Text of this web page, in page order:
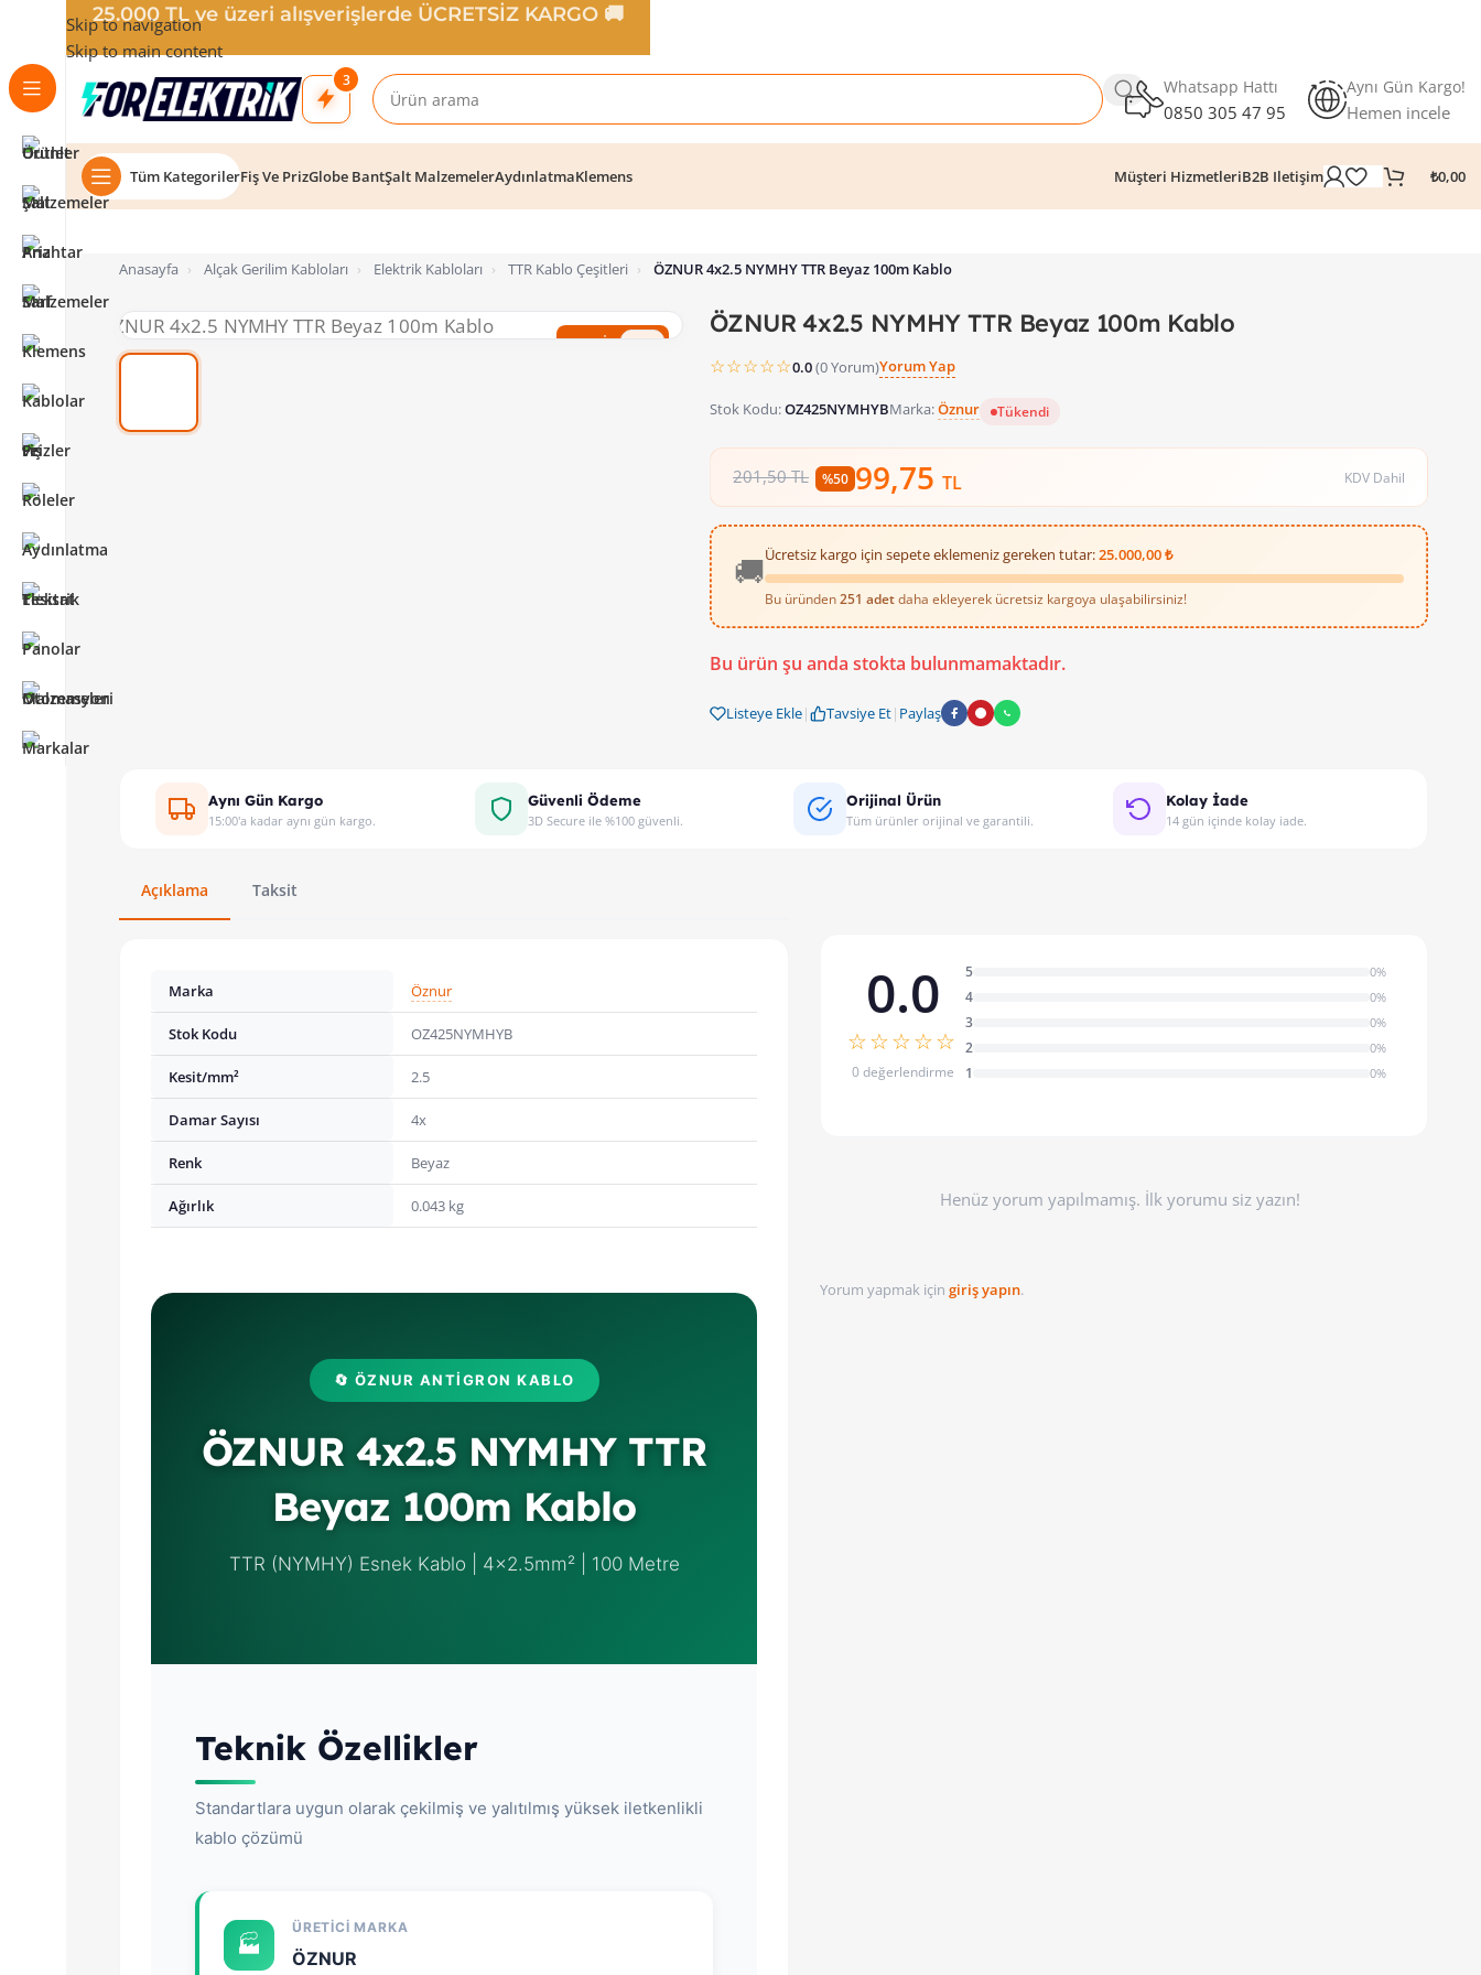
Skip to navigation
Skip to main content
3 Whatsapp Hattı
0850 305 47 95
Aynı Gün Kargo!
Hemen incele
Tüm KategorilerFiş Ve PrizGlobe BantŞalt MalzemelerAydınlatmaKlemens Müşteri HizmetleriB2B Iletişim ₺0,00
Anasayfa › Alçak Gerilim Kabloları › Elektrik Kabloları › TTR Kablo Çeşitleri › ÖZNUR 4x2.5 NYMHY TTR Beyaz 100m Kablo
%50 İndirim
ÖZNUR 4x2.5 NYMHY TTR Beyaz 100m Kablo
☆☆☆☆☆0.0(0 Yorum)Yorum Yap
Stok Kodu:OZ425NYMHYBMarka:Öznur Tükendi
201,50 TL %50 99,75TL KDV Dahil
🚚Ücretsiz kargo için sepete eklemeniz gereken tutar:25.000,00 ₺
Bu üründen 251 adetdaha ekleyerek ücretsiz kargoya ulaşabilirsiniz!
ÖZNUR 4x2.5 NYMHY TTR Beyaz 100m Kablo ile Evinizde
Ev, işyeri veya binalarınızda elektrik tesisatı kurmak mı istiyorsunuz?
Bu ürün şu anda stokta bulunmamaktadır.
Listeye Ekle| Tavsiye Et| Paylaş
Aynı Gün Kargo
15:00'a kadar aynı gün kargo.
Güvenli Ödeme
3D Secure ile %100 güvenli.
Orijinal Ürün
Tüm ürünler orijinal ve garantili.
Kolay İade
14 gün içinde kolay iade.
Açıklama Taksit
Marka Öznur
Stok Kodu OZ425NYMHYB
Kesit/mm² 2.5
Damar Sayısı 4x
Renk Beyaz
Ağırlık 0.043 kg
🔄 ÖZNUR ANTIGRON KABLO
ÖZNUR 4x2.5 NYMHY TTR
Beyaz 100m Kablo
TTR (NYMHY) Esnek Kablo | 4x2.5mm² | 100 Metre
Teknik Özellikler
Standartlara uygun olarak çekilmiş ve yalıtılmış yüksek iletkenlikli
kablo çözümü
🏭
ÜRETICI MARKA
ÖZNUR
0.0
☆☆☆☆☆
0 değerlendirme
5 0%
4 0%
3 0%
2 0%
1 0%
Henüz yorum yapılmamış. İlk yorumu siz yazın!
Yorum yapmak için giriş yapın.
25.000 TL ve üzeri alışverişlerde ÜCRETSİZ KARGO 🚚